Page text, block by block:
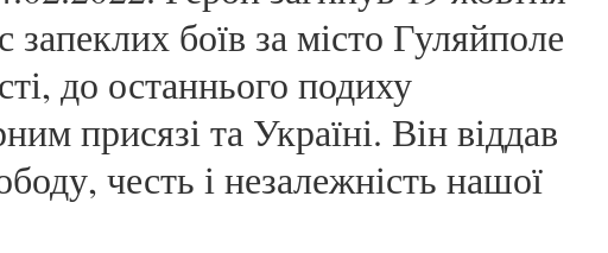
запеклих боїв за місто Гуляйполе
до останнього подиху
присязі та Україні. Він віддав
честь і незалежність нашої